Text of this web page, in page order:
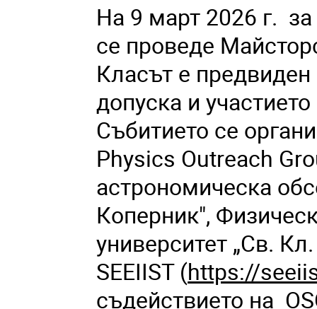
На 9 март 2026 г.
се проведе
Класът е предвиден
допуска и
Събитието се
Physics Outreach
астрономическа
Коперник",
университет „Св.
SEEIIST (https://
съдействието на